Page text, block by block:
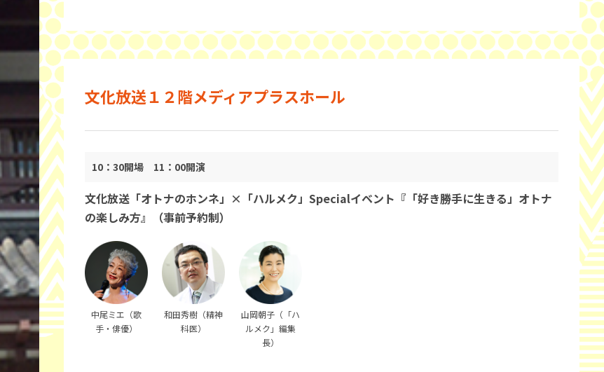
文化放送１２階メディアプラスホール
10：30開場 11：00開演
文化放送「オトナのホンネ」×「ハルメク」Specialイベント『「好き勝手に生きる」オトナ
の楽しみ方』（事前予約制）
中尾ミエ（歌
手・俳優）
和田秀樹（精神
科医）
山岡朝子（「ハ
ルメク」編集
長）